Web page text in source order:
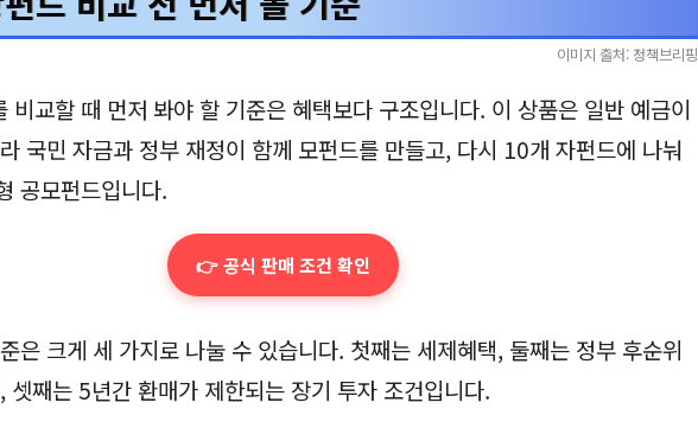
이미지 출처: 정책브리핑
비교할 때 먼저 봐야 할 기준은 혜택보다 구조입니다. 이 상품은 일반 예금이
국민 자금과 정부 재정이 함께 모펀드를 만들고, 다시 10개 자펀드에 나눠
공모펀드입니다.
👉 공식 판매 조건 확인
은 크게 세 가지로 나눌 수 있습니다. 첫째는 세제혜택, 둘째는 정부 후순위
셋째는 5년간 환매가 제한되는 장기 투자 조건입니다.